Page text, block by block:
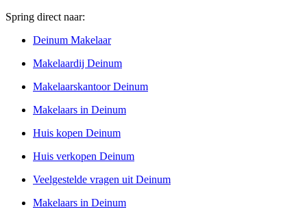
Spring direct naar:
Deinum Makelaar
Makelaardij Deinum
Makelaarskantoor Deinum
Makelaars in Deinum
Huis kopen Deinum
Huis verkopen Deinum
Veelgestelde vragen uit Deinum
Makelaars in Deinum